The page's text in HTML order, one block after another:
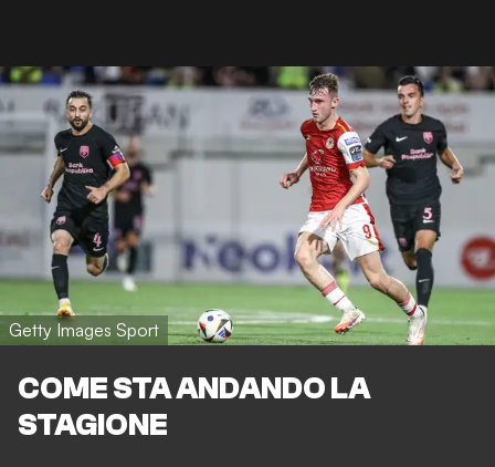
Getty Images Sport
COME STA ANDANDO LA
STAGIONE